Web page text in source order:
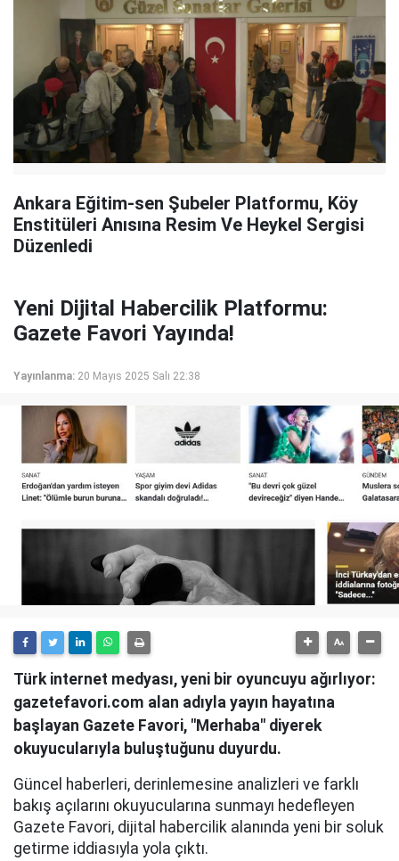
Ankara Eğitim-sen Şubeler Platformu, Köy
Enstitüleri Anısına Resim Ve Heykel Sergisi
Düzenledi
Yeni Dijital Habercilik Platformu:
Gazete Favori Yayında!
Yayınlanma: 20 Mayıs 2025 Salı 22:38
Türk internet medyası, yeni bir oyuncuyu ağırlıyor:
gazetefavori.com alan adıyla yayın hayatına
başlayan Gazete Favori, "Merhaba" diyerek
okuyucularıyla buluştuğunu duyurdu.
Güncel haberleri, derinlemesine analizleri ve farklı
bakış açılarını okuyucularına sunmayı hedefleyen
Gazete Favori, dijital habercilik alanında yeni bir soluk
getirme iddiasıyla yola çıktı.